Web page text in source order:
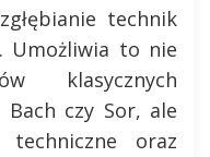
technik
Umożliwia to nie
klasycznych
czy Sor, ale
oraz